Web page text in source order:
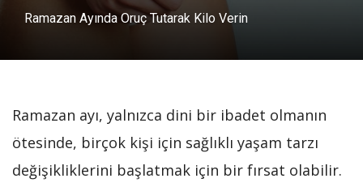
Ramazan Ayında Oruç Tutarak Kilo Verin
Ramazan ayı, yalnızca dini bir ibadet olmanın
ötesinde, birçok kişi için sağlıklı yaşam tarzı
değişikliklerini başlatmak için bir fırsat olabilir.